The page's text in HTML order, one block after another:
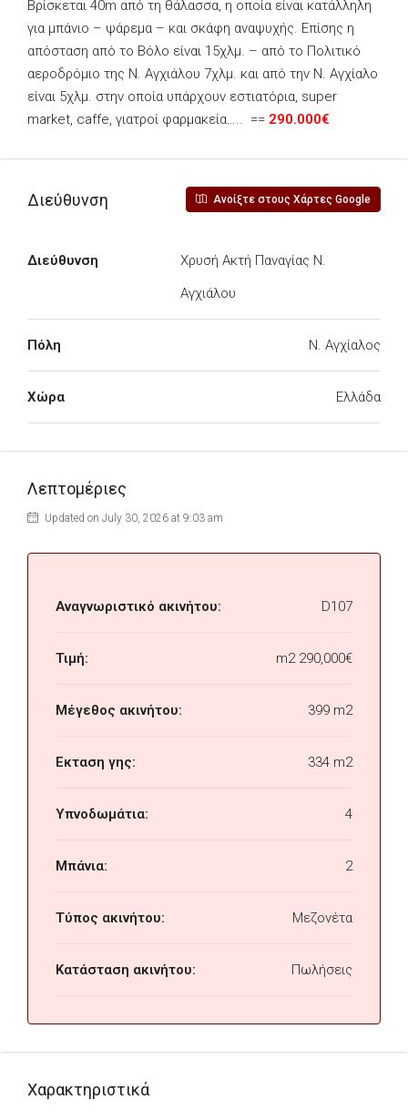
Βρίσκεται 40m από τη θάλασσα, η οποία είναι κατάλληλη
για μπάνιο – ψάρεμα – και σκάφη αναψυχής. Επίσης η
απόσταση από το Βόλο είναι 15χλμ. – από το Πολιτικό
αεροδρόμιο της Ν. Αγχιάλου 7χλμ. και από την Ν. Αγχίαλο
είναι 5χλμ. στην οποία υπάρχουν εστιατόρια, super
market, caffe, γιατροί φαρμακεία….. == 290.000€
Διεύθυνση Ανοίξτε στους Χάρτες Google
Διεύθυνση
Χρυσή Ακτή Παναγίας Ν.
Αγχιάλου
Πόλη Ν. Αγχίαλος
Χώρα Ελλάδα
Λεπτομέριες
Updated on July 30, 2026 at 9:03 am
Αναγνωριστικό ακινήτου: D107
Τιμή: m2290,000€
Μέγεθος ακινήτου: 399 m2
Εκταση γης: 334 m2
Υπνοδωμάτια: 4
Μπάνια: 2
Τύπος ακινήτου: Μεζονέτα
Κατάσταση ακινήτου: Πωλήσεις
Χαρακτηριστικά